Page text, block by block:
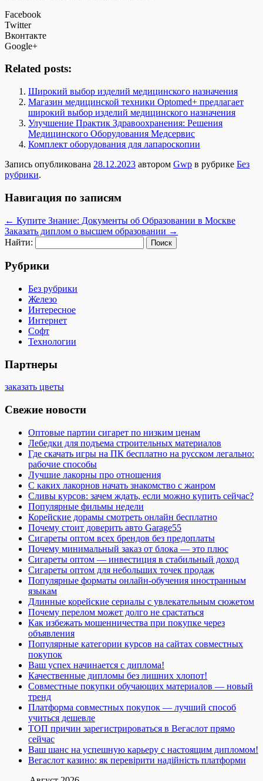
Facebook
Twitter
Вконтакте
Google+
Related posts:
Широкий выбор изделий медицинского назначения
Магазин медицинской техники Optomed+ предлагает
широкий выбор изделий медицинского назначения
Улучшение Практик Здравоохранения: Решения
Медицинского Оборудования Медсервис
Комплект оборудования для лапароскопии
Запись опубликована 28.12.2023 автором Gwp в рубрике Без
рубрики.
Навигация по записям
← Купите Знание: Документы об Образовании в Москве
Заказать диплом о высшем образовании →
Найти:
Рубрики
Без рубрики
Железо
Интересное
Интернет
Софт
Технологии
Партнеры
заказать цветы
Свежие новости
Оптовые партии сигарет по низким ценам
Лебедки для подъема строительных материалов
Где скачать игры на ПК бесплатно на русском легально:
рабочие способы
Лучшие лакорны про отношения
С каких лакорнов начать знакомство с жанром
Сливы курсов: зачем ждать, если можно купить сейчас?
Популярные фильмы недели
Корейские дорамы смотреть онлайн бесплатно
Почему стоит доверить авто Garage55
Сигареты оптом всех брендов без предоплаты
Почему минимальный заказ от блока — это плюс
Сигареты оптом — инвестиция в стабильный доход
Сигареты оптом для небольших точек продаж
Популярные форматы онлайн-обучения иностранным
языкам
Длинные корейские сериалы с увлекательным сюжетом
Почему перелом может долго не срастаться
Как избежать мошенничества при покупке через
объявления
Популярные категории курсов на сайтах совместных
покупок
Ваш успех начинается с диплома!
Качественные дипломы без лишних хлопот!
Совместные покупки обучающих материалов — новый
тренд
Платформа совместных покупок — лучший способ
учиться дешевле
ТОП причин зарегистрироваться в Вегаслот прямо
сейчас
Ваш шанс на успешную карьеру с настоящим дипломом!
Вегаслот казино: як перевірити надійність платформи